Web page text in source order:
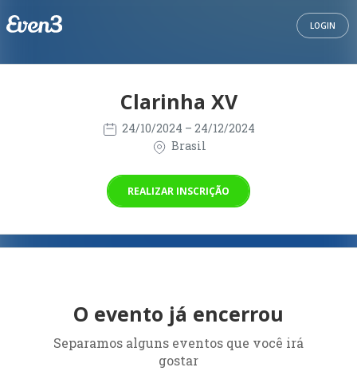
LOGIN
Clarinha XV
24/10/2024 – 24/12/2024
Brasil
REALIZAR INSCRIÇÃO
O evento já encerrou
Separamos alguns eventos que você irá
gostar